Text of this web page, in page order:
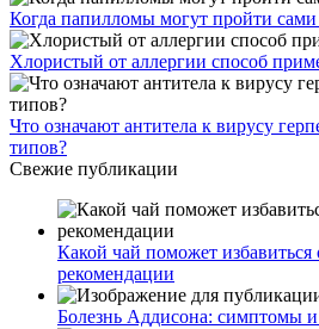
Когда папилломы могут пройти сами
Хлористый от аллергии способ
Что означают антитела к вирусу
типов?
Свежие публикации
Какой чай поможет
рекомендации
Болезнь Аддисона: симптомы и